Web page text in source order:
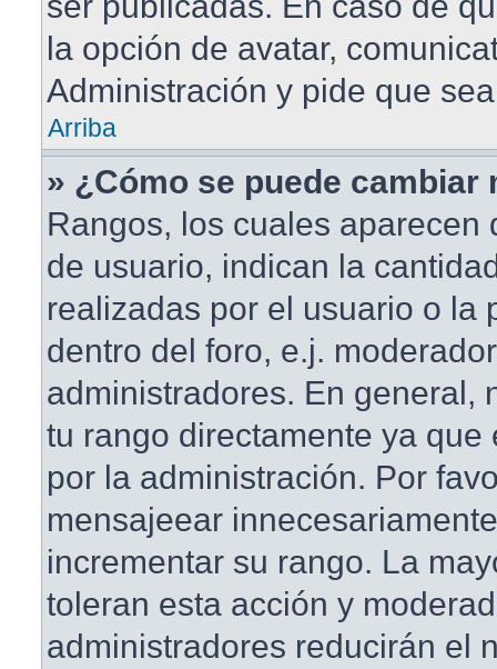
la opción de avatar,
Administración y pide que
Arriba
» ¿Cómo se puede cambiar
Rangos, los cuales aparecen
de usuario, indican la
realizadas por el usuario o la
dentro del foro, e.j.
administradores. En general,
tu rango directamente ya que
por la administración. Por
mensajeear
incrementar su rango. La
toleran esta acción y
administradores reducirán el